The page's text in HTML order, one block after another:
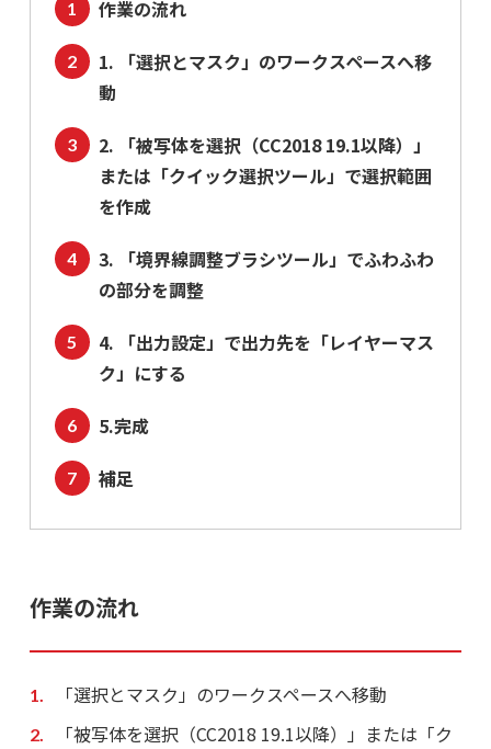
作業の流れ
1. 「選択とマスク」のワークスペースへ移
動
2. 「被写体を選択（CC2018 19.1以降）」
または「クイック選択ツール」で選択範囲
を作成
3. 「境界線調整ブラシツール」でふわふわ
の部分を調整
4. 「出力設定」で出力先を「レイヤーマス
ク」にする
5.完成
補足
作業の流れ
「選択とマスク」のワークスペースへ移動
「被写体を選択（CC2018 19.1以降）」または「ク